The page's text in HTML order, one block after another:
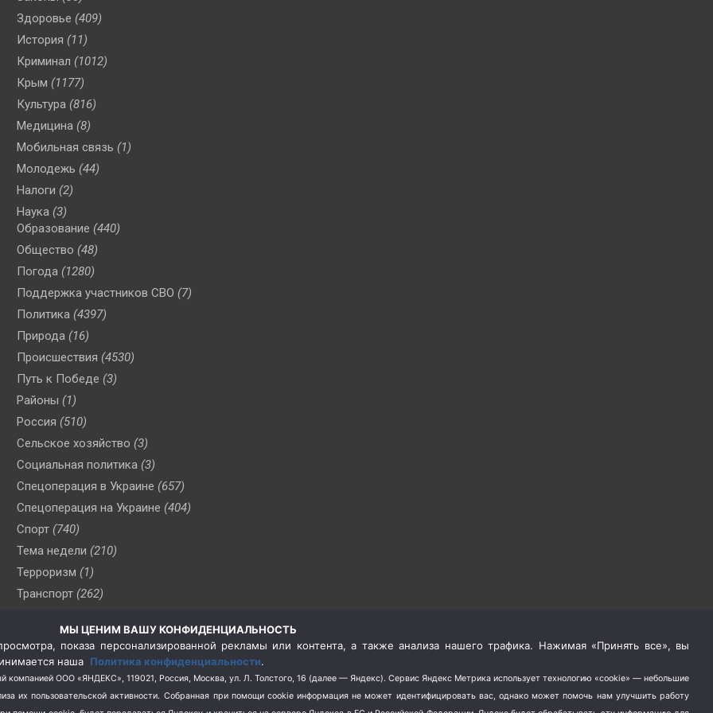
Здоровье (409)
История (11)
Криминал (1012)
Крым (1177)
Культура (816)
Медицина (8)
Мобильная связь (1)
Молодежь (44)
Налоги (2)
Наука (3)
Образование (440)
Общество (48)
Погода (1280)
Поддержка участников СВО (7)
Политика (4397)
Природа (16)
Происшествия (4530)
Путь к Победе (3)
Районы (1)
Россия (510)
Сельское хозяйство (3)
Социальная политика (3)
Спецоперация в Украине (657)
Спецоперация на Украине (404)
Спорт (740)
Тема недели (210)
Терроризм (1)
Транспорт (262)
(76)
Цены (2)
Школа и спорт (2)
Экология (8)
МЫ ЦЕНИМ ВАШУ КОНФИДЕНЦИАЛЬНОСТЬ
показа персонализированной рекламы или контента, а также анализа нашего трафика. Нажимая «Принять все», вы
наша Политика конфиденциальности.
компанией ООО «ЯНДЕКС», 119021, Россия, Москва, ул. Л. Толстого, 16 (далее — Яндекс). Сервис Яндекс Метрика использует технологию «cookie» — небольшие
их пользовательской активности. Собранная при помощи cookie информация не может идентифицировать вас, однако может помочь нам улучшить работу